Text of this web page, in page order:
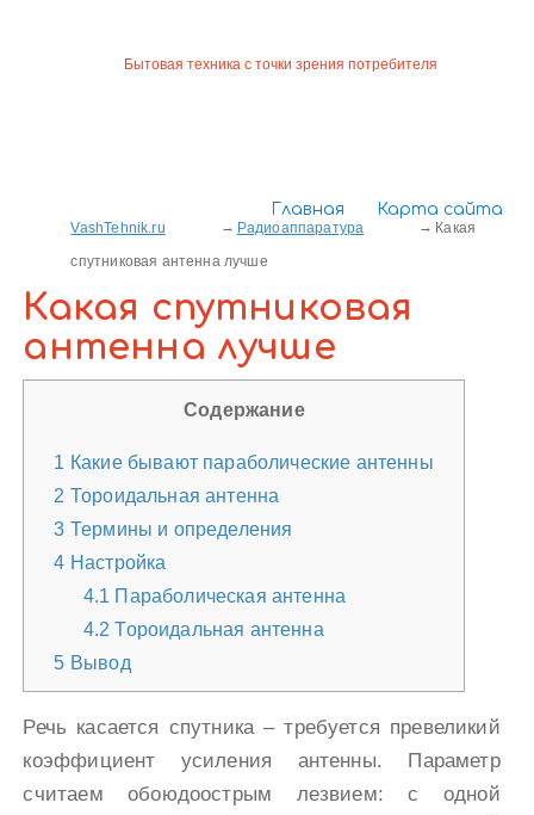
Главная Карта сайта
Бытовая техника с точки зрения потребителя
VashTehnik.ru Радиоаппаратура
Какая
спутниковая антенна лучше
Какая спутниковая
антенна лучше
Содержание
1 Какие бывают параболические антенны
2 Тороидальная антенна
3 Термины и определения
4 Настройка
4.1 Параболическая антенна
4.2 Тороидальная антенна
5 Вывод
Речь касается спутника – требуется превеликий
коэффициент усиления антенны. Параметр
считаем обоюдоострым лезвием: с одной